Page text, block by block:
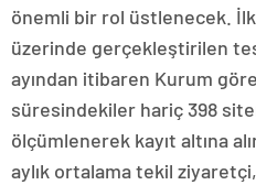
önemli bir rol üstlenecek.
üzerinde gerçekleştirilen
ayından itibaren Kurum
süresindekiler hariç 398
ölçümlenerek kayıt altına
aylık ortalama tekil